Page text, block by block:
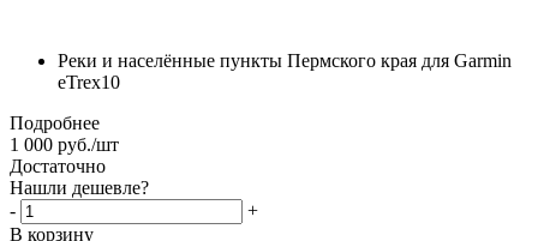
Реки и населённые пункты Пермского края для Garmin
eTrex10
Подробнее
1 000 руб./шт
Достаточно
Нашли дешевле?
-
+
В корзину